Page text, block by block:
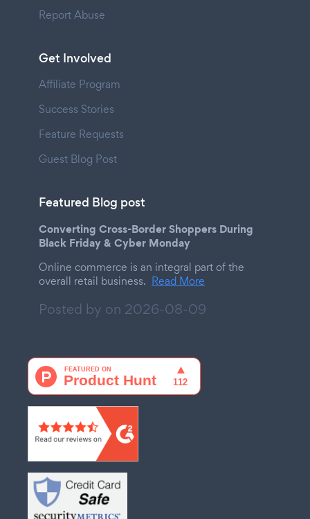
Report Abuse
Get Involved
Affiliate Program
Success Stories
Feature Requests
Guest Blog Post
Featured Blog post
Converting Cross-Border Shoppers During
Black Friday & Cyber Monday
Online commerce is an integral part of the
overall retail business. Read More
Posted by on 2026-08-09